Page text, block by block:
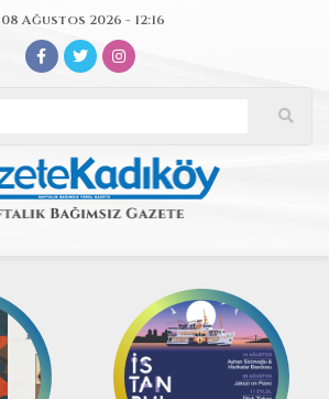
08 Ağustos 2026 - 12:16